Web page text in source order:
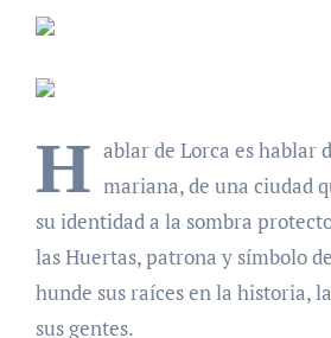
H ablar de Lorca es hablar
mariana, de una ciudad
su identidad a la sombra
las Huertas, patrona y símbolo
hunde sus raíces en la historia,
sus gentes.